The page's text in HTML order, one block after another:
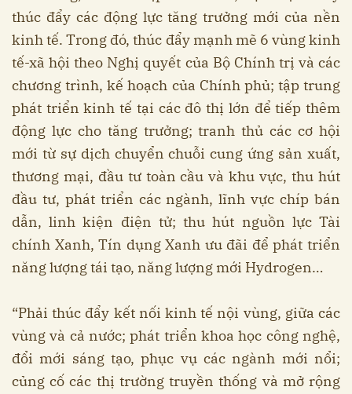
thúc đẩy các động lực tăng trưởng mới của nền
kinh tế. Trong đó, thúc đẩy mạnh mẽ 6 vùng kinh
tế-xã hội theo Nghị quyết của Bộ Chính trị và các
chương trình, kế hoạch của Chính phủ; tập trung
phát triển kinh tế tại các đô thị lớn để tiếp thêm
động lực cho tăng trưởng; tranh thủ các cơ hội
mới từ sự dịch chuyển chuỗi cung ứng sản xuất,
thương mại, đầu tư toàn cầu và khu vực, thu hút
đầu tư, phát triển các ngành, lĩnh vực chíp bán
dẫn, linh kiện điện tử; thu hút nguồn lực Tài
chính Xanh, Tín dụng Xanh ưu đãi để phát triển
năng lượng tái tạo, năng lượng mới Hydrogen…
“Phải thúc đẩy kết nối kinh tế nội vùng, giữa các
vùng và cả nước; phát triển khoa học công nghệ,
đổi mới sáng tạo, phục vụ các ngành mới nổi;
củng cố các thị trường truyền thống và mở rộng